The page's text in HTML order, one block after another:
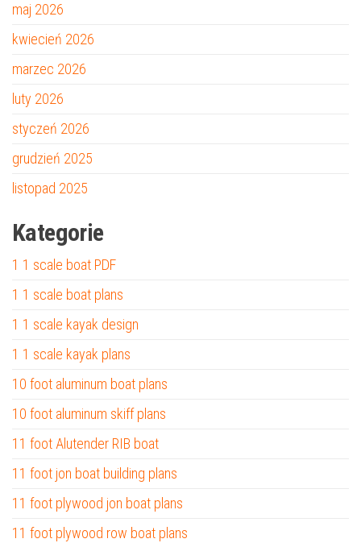
maj 2026
kwiecień 2026
marzec 2026
luty 2026
styczeń 2026
grudzień 2025
listopad 2025
Kategorie
1 1 scale boat PDF
1 1 scale boat plans
1 1 scale kayak design
1 1 scale kayak plans
10 foot aluminum boat plans
10 foot aluminum skiff plans
11 foot Alutender RIB boat
11 foot jon boat building plans
11 foot plywood jon boat plans
11 foot plywood row boat plans